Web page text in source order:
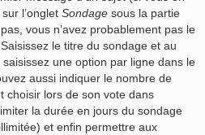
l’onglet Sondage sous la partie
vous n’avez probablement pas le
le titre du sondage et au
une option par ligne dans le
aussi indiquer le nombre de
choisir lors de son vote dans
la durée en jours du sondage
et enfin permettre aux